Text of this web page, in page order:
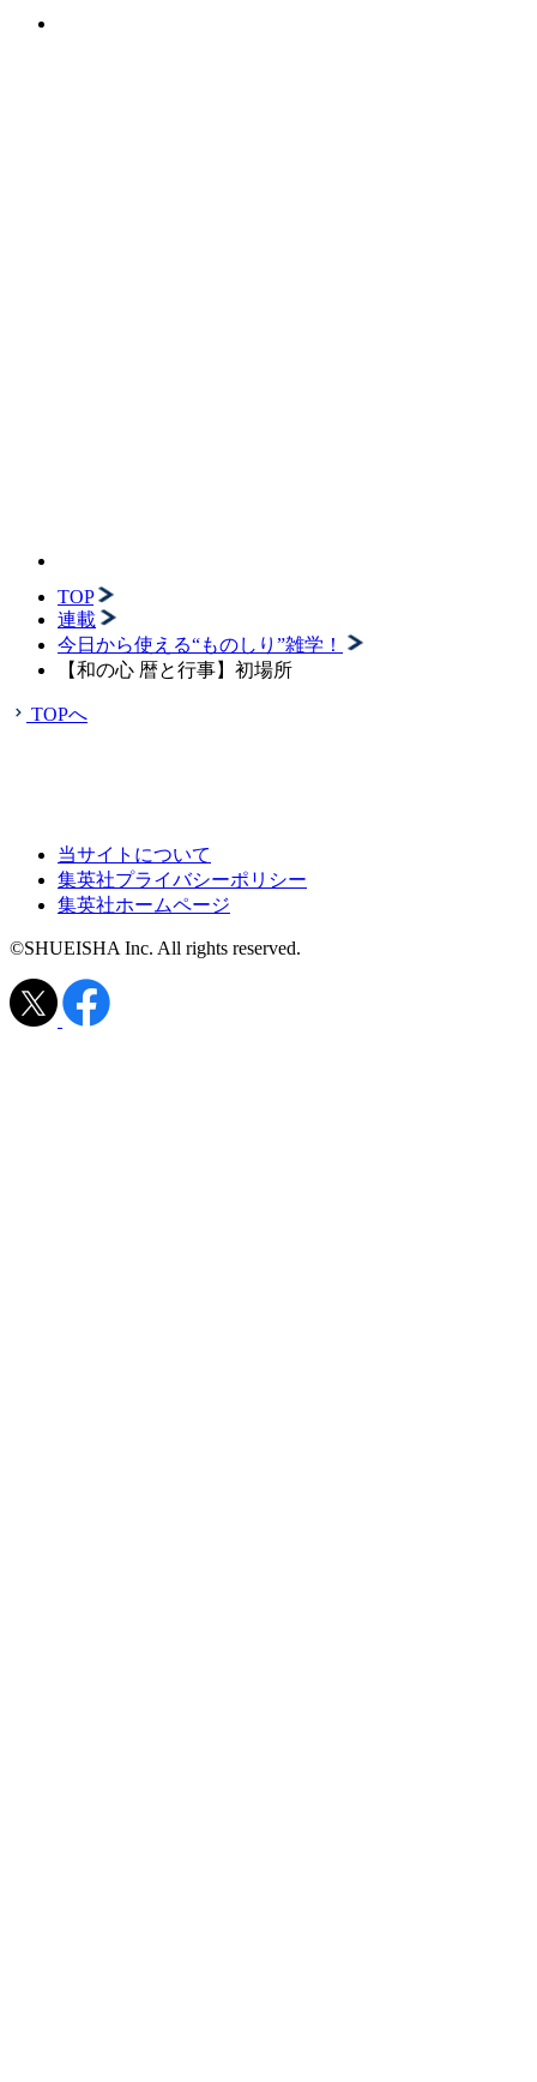
TOP
連載
今日から使える“ものしり”雑学！
【和の心 暦と行事】初場所
TOPへ
当サイトについて
集英社プライバシーポリシー
集英社ホームページ
©SHUEISHA Inc. All rights reserved.